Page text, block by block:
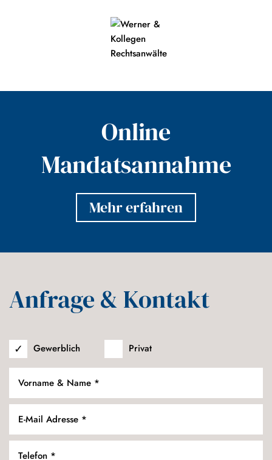
Online
Mandatsannahme
Mehr erfahren
Anfrage & Kontakt
Gewerblich Privat